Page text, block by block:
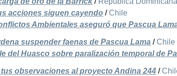
acciones siguen cayendo / Chile
Ambientales aseguró que Pascua
suspender faenas de Pascua Lama / Chile
del Huasco sobre paralización temporal de
observaciones al proyecto Andina 244 /